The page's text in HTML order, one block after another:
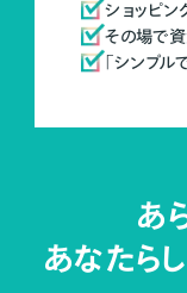
ショッピン
その場で資
「シンプ
あ
あなたら